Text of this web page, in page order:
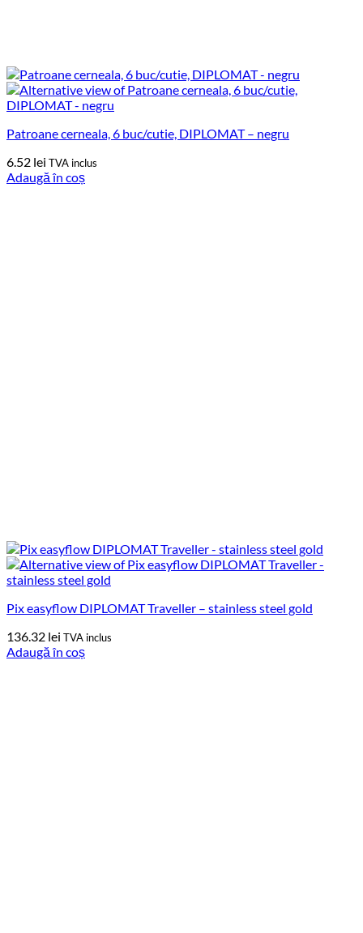
Patroane cerneala, 6 buc/cutie, DIPLOMAT – negru
6.52 lei TVA inclus
Adaugă în coș
Pix easyflow DIPLOMAT Traveller – stainless steel gold
136.32 lei TVA inclus
Adaugă în coș